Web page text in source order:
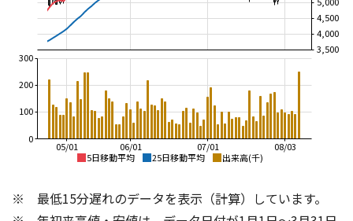
5日移動平均 25日移動平均 出来高(千)
08/03
07/01
06/01
05/01
3,500
4,000
4,500
0
100
200
300
7,000
7,000
最低15分遅れのデータを表示（計算）しています。